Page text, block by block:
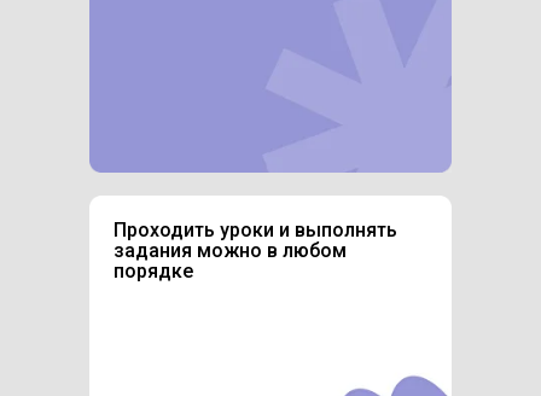
Проходить уроки и выполнять
задания можно в любом
порядке